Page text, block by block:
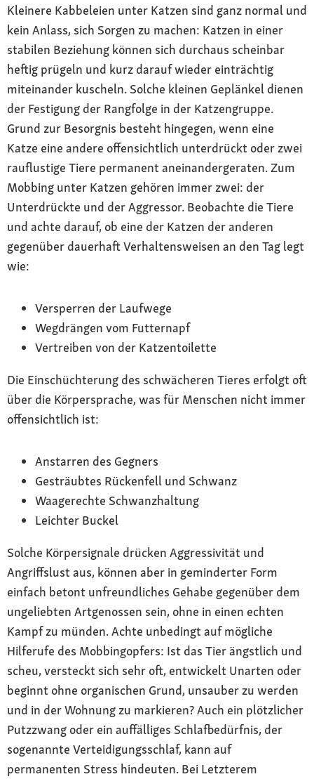
Kleinere Kabbeleien unter Katzen sind ganz normal und
kein Anlass, sich Sorgen zu machen: Katzen in einer
stabilen Beziehung können sich durchaus scheinbar
heftig prügeln und kurz darauf wieder einträchtig
miteinander kuscheln. Solche kleinen Geplänkel dienen
der Festigung der Rangfolge in der Katzengruppe.
Grund zur Besorgnis besteht hingegen, wenn eine
Katze eine andere offensichtlich unterdrückt oder zwei
rauflustige Tiere permanent aneinandergeraten. Zum
Mobbing unter Katzen gehören immer zwei: der
Unterdrückte und der Aggressor. Beobachte die Tiere
und achte darauf, ob eine der Katzen der anderen
gegenüber dauerhaft Verhaltensweisen an den Tag legt
wie:
Versperren der Laufwege
Wegdrängen vom Futternapf
Vertreiben von der Katzentoilette
Die Einschüchterung des schwächeren Tieres erfolgt oft
über die Körpersprache, was für Menschen nicht immer
offensichtlich ist:
Anstarren des Gegners
Gesträubtes Rückenfell und Schwanz
Waagerechte Schwanzhaltung
Leichter Buckel
Solche Körpersignale drücken Aggressivität und
Angriffslust aus, können aber in geminderter Form
einfach betont unfreundliches Gehabe gegenüber dem
ungeliebten Artgenossen sein, ohne in einen echten
Kampf zu münden. Achte unbedingt auf mögliche
Hilferufe des Mobbingopfers: Ist das Tier ängstlich und
scheu, versteckt sich sehr oft, entwickelt Unarten oder
beginnt ohne organischen Grund, unsauber zu werden
und in der Wohnung zu markieren? Auch ein plötzlicher
Putzzwang oder ein auffälliges Schlafbedürfnis, der
sogenannte Verteidigungsschlaf, kann auf
permanenten Stress hindeuten. Bei Letzterem